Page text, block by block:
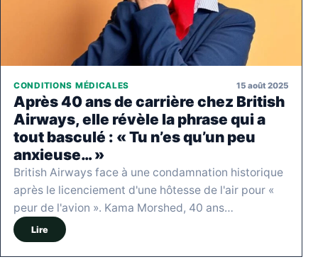
CONDITIONS MÉDICALES 15 août 2025
Après 40 ans de carrière chez British
Airways, elle révèle la phrase qui a
tout basculé : « Tu n’es qu’un peu
anxieuse… »
British Airways face à une condamnation historique
après le licenciement d'une hôtesse de l'air pour «
peur de l'avion ». Kama Morshed, 40 ans…
Lire